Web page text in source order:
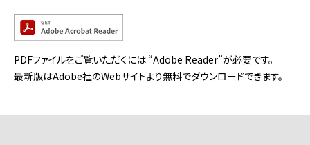
PDFファイルをご覧いただくには “Adobe Reader”が必要です。
最新版はAdobe社のWebサイトより無料でダウンロードできます。